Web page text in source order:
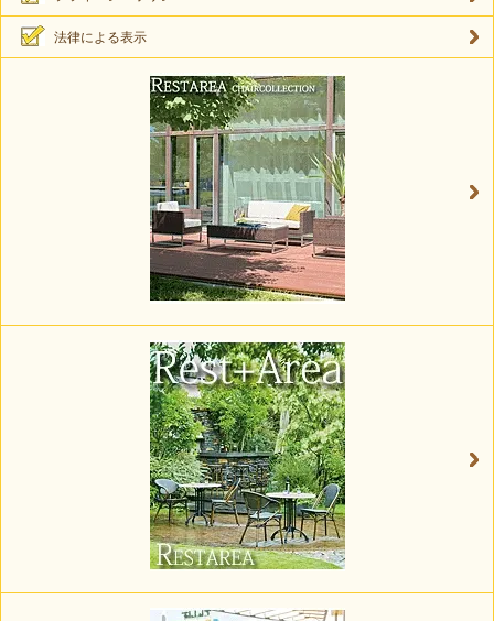
法律による表示